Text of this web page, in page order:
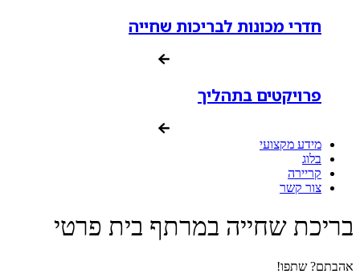
חדרי מכונות לבריכות שחייה
פרויקטים בתהליך
מידע מקצועי
בלוג
קריירה
צור קשר
בריכת שחייה במרתף בית פרטי
אהבתם? שתפו!